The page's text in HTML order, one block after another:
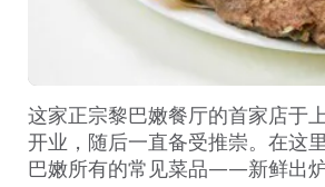
这家正宗黎巴嫩餐厅的首家店于
开业，随后一直备受推崇。在这
巴嫩所有的常见菜品——新鲜出